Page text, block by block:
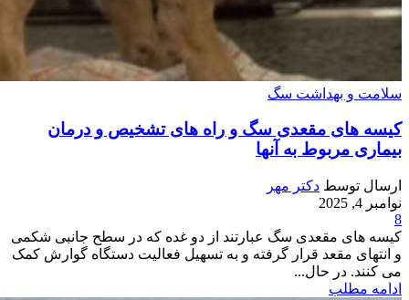
سلامت و بهداشت سگ
کیسه های مقعدی سگ و راه های تشخیص و درمان
بیماری مربوط به آنها
ارسال توسط دکتر مهر
نوامبر 4, 2025
8
کیسه های مقعدی سگ عبارتند از دو غده که در سطح جانبی شکمی
و انتهای مقعد قرار گرفته و به تسهیل فعالیت دستگاه گوارش کمک
می کنند. در حال...
ادامه مطلب